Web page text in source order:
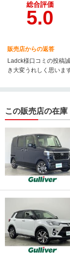
総合評価
5.0
販売店からの返答
Ladck様口コミの投稿
き大変うれしく思いま
この販売店の在庫